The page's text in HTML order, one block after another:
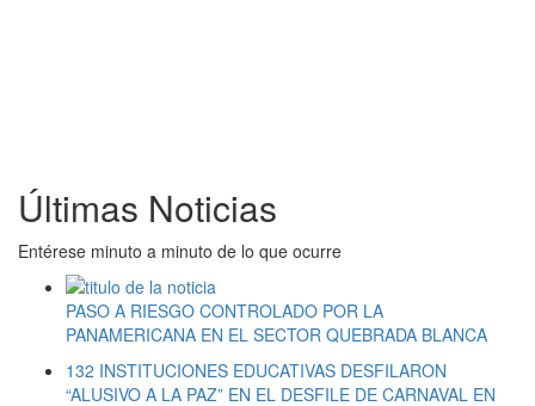
Últimas Noticias
Entérese minuto a minuto de lo que ocurre
PASO A RIESGO CONTROLADO POR LA
PANAMERICANA EN EL SECTOR QUEBRADA BLANCA
132 INSTITUCIONES EDUCATIVAS DESFILARON
“ALUSIVO A LA PAZ” EN EL DESFILE DE CARNAVAL EN